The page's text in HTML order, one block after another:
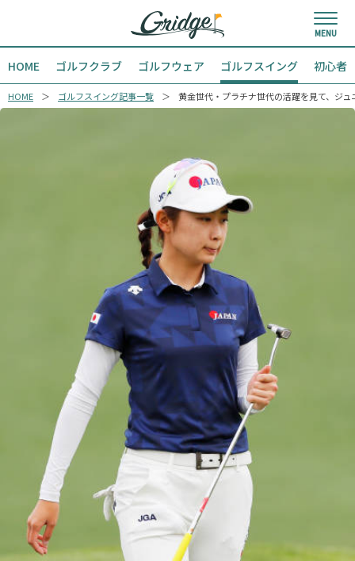
HOME ゴルフクラブ ゴルフウェア ゴルフスイング 初心者
HOME ゴルフスイング記事一覧 黄金世代・プラチナ世代の活躍を見て、ジ